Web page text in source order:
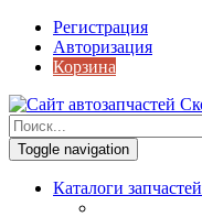
Регистрация
Авторизация
Корзина
Toggle navigation
Каталоги запчастей